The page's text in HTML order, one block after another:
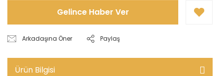
Gelince Haber Ver
Arkadaşına Öner Paylaş
Ürün Bilgisi